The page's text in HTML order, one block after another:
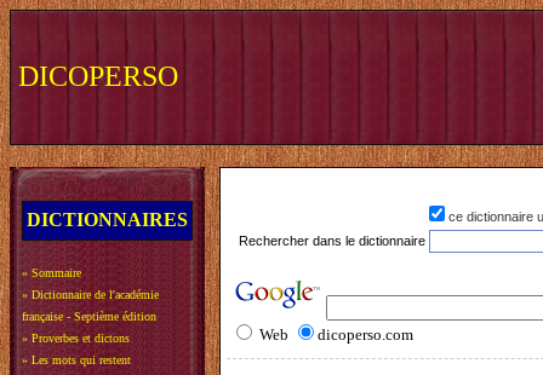
DICOPERSO
DICTIONNAIRES
» Sommaire
» Dictionnaire de l'académie
française - Septième édition
» Proverbes et dictons
» Les mots qui restent
ce dictionnaire
Rechercher dans le dictionnaire
Web dicoperso.com